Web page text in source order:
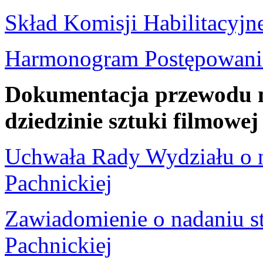
Skład Komisji
Harmonogram
Dokumentacja
dziedzinie sztuki
Uchwała Rady Wydziału
Pachnickiej
Zawiadomienie o nadaniu
Pachnickiej